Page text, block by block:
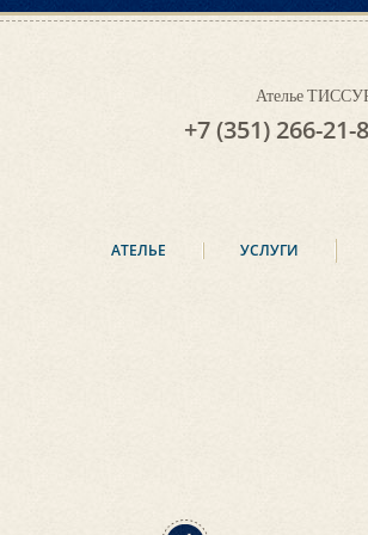
Ателье
+7 (351) 266-21-
АТЕЛЬЕ УСЛУГИ